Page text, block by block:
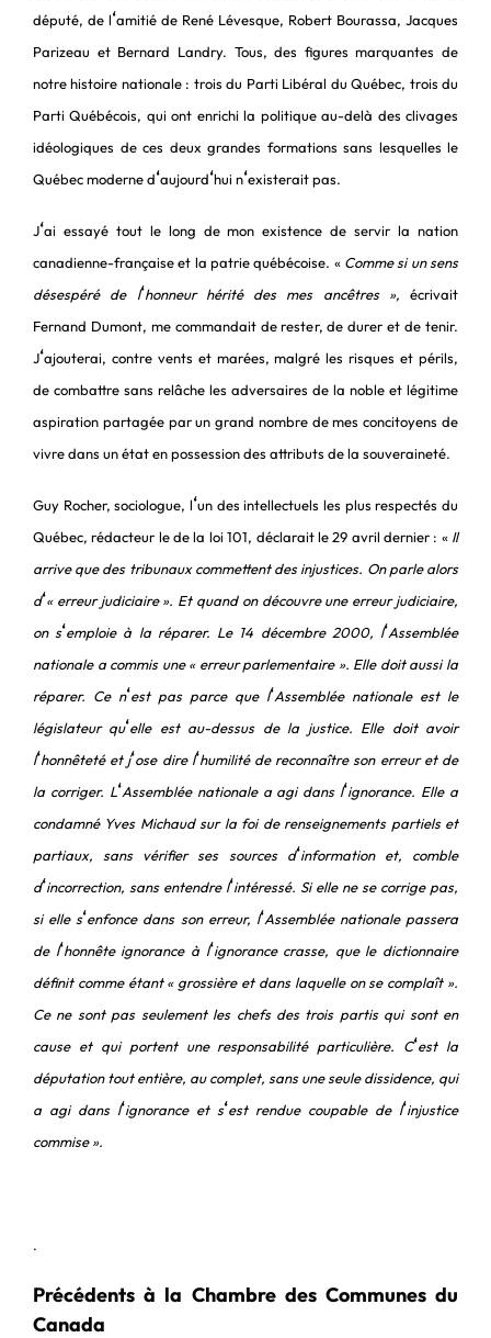
député, de l‘amitié de René Lévesque, Robert Bourassa, Jacques
Parizeau et Bernard Landry. Tous, des figures marquantes de
notre histoire nationale : trois du Parti Libéral du Québec, trois du
Parti Québécois, qui ont enrichi la politique au-delà des clivages
idéologiques de ces deux grandes formations sans lesquelles le
Québec moderne d‘aujourd‘hui n‘existerait pas.
J‘ai essayé tout le long de mon existence de servir la nation
canadienne-française et la patrie québécoise. « Comme si un sens
désespéré de l‘honneur hérité des mes ancêtres », écrivait
Fernand Dumont, me commandait de rester, de durer et de tenir.
J‘ajouterai, contre vents et marées, malgré les risques et périls,
de combattre sans relâche les adversaires de la noble et légitime
aspiration partagée par un grand nombre de mes concitoyens de
vivre dans un état en possession des attributs de la souveraineté.
Guy Rocher, sociologue, l‘un des intellectuels les plus respectés du
Québec, rédacteur le de la loi 101, déclarait le 29 avril dernier : « Il
arrive que des tribunaux commettent des injustices. On parle alors
d‘« erreur judiciaire ». Et quand on découvre une erreur judiciaire,
on s‘emploie à la réparer. Le 14 décembre 2000, l‘Assemblée
nationale a commis une « erreur parlementaire ». Elle doit aussi la
réparer. Ce n‘est pas parce que l‘Assemblée nationale est le
législateur qu‘elle est au-dessus de la justice. Elle doit avoir
l‘honnêteté et j‘ose dire l‘humilité de reconnaître son erreur et de
la corriger. L‘Assemblée nationale a agi dans l‘ignorance. Elle a
condamné Yves Michaud sur la foi de renseignements partiels et
partiaux, sans vérifier ses sources d‘information et, comble
d‘incorrection, sans entendre l‘intéressé. Si elle ne se corrige pas,
si elle s‘enfonce dans son erreur, l‘Assemblée nationale passera
de l‘honnête ignorance à l‘ignorance crasse, que le dictionnaire
définit comme étant « grossière et dans laquelle on se complaît ».
Ce ne sont pas seulement les chefs des trois partis qui sont en
cause et qui portent une responsabilité particulière. C‘est la
députation tout entière, au complet, sans une seule dissidence, qui
a agi dans l‘ignorance et s‘est rendue coupable de l‘injustice
commise ».
.
Précédents à la Chambre des Communes du
Canada